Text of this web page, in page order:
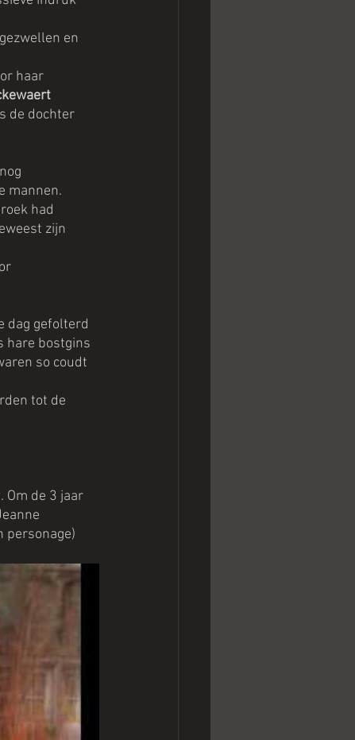
en
haar
de dochter
mannen.
had
zijn
dag gefolterd
hare bostgins
so coudt
tot de
Om de 3 jaar
personage)